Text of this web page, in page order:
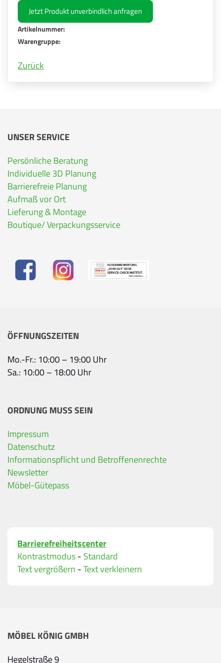
Jetzt Produkt unverbindlich anfragen
Artikelnummer:
Warengruppe:
Zurück
UNSER SERVICE
Persönliche Beratung
Individuelle 3D Planung
Barrierefreie Planung
Aufmaß vor Ort
Lieferung & Montage
Boutique/ Verpackungsservice
ÖFFNUNGSZEITEN
Mo.-Fr.: 10:00 – 19:00 Uhr
Sa.: 10:00 – 18:00 Uhr
ORDNUNG MUSS SEIN
Impressum
Datenschutz
Informationspflicht und Betroffenenrechte
Newsletter
Möbel-Gütepass
Barrierefreiheitscenter
Kontrastmodus- Standard
Text vergrößern -Text verkleinern
MÖBEL KÖNIG GMBH
Hegelstraße 9
Ihre Kontaktdaten
Alle mit Stern gekennzeichneten Felder sind
Name
Bitte geben Sie eine gültige E-Mail-Adresse ein.
Telefon*